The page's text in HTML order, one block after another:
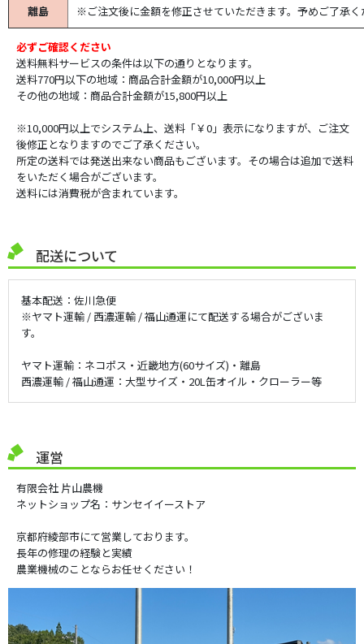
離島 ※ご注文後に金額を修正させていただきます。予めご了承く
必ずご確認ください
送料無料サービスの条件は以下の通りとなります。
送料770円以下の地域：商品合計金額が10,000円以上
その他の地域：商品合計金額が15,800円以上
※10,000円以上でシステム上、送料「￥0」表示になりますが、ご注文
後修正となりますのでご了承ください。
所定の送料では発送出来ない商品もございます。その場合は追加で送料
をいただく場合がございます。
送料には消費税が含まれています。
配送について
基本配送：佐川急便
※ヤマト運輸 / 西濃運輸 / 福山通運にて配送する場合がございま
す。
ヤマト運輸：ネコポス・近畿地方(60サイズ)・離島
西濃運輸 / 福山通運：大型サイズ・20L缶オイル・クローラー等
運営
有限会社 片山農機
ネットショップ名：サンセイイーストア
京都府綾部市にて営業しております。
長年の修理の経験と実績
農業機械のことならお任せください！